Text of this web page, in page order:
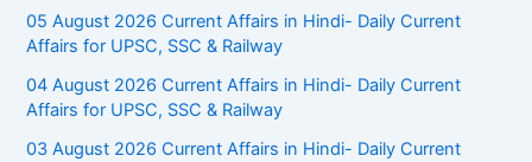
05 August 2026 Current Affairs in Hindi- Daily Current
Affairs for UPSC, SSC & Railway
04 August 2026 Current Affairs in Hindi- Daily Current
Affairs for UPSC, SSC & Railway
03 August 2026 Current Affairs in Hindi- Daily Current